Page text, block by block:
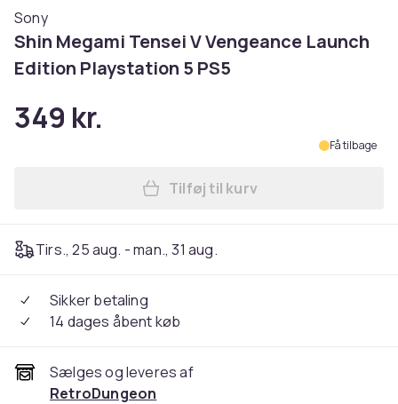
Sony
Shin Megami Tensei V Vengeance Launch
Edition Playstation 5 PS5
349 kr.
Få tilbage
Læg Shin Megami Tensei V
Tilføj til kurv
Tirs., 25 aug. - man., 31 aug.
Sikker betaling
14 dages åbent køb
Sælges og leveres af
RetroDungeon